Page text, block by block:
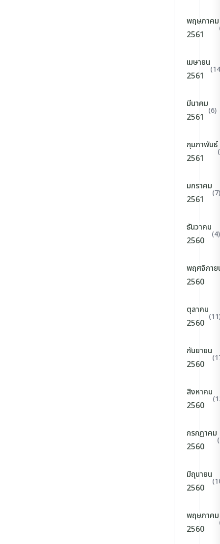
พฤษภาคม
2561
เมษายน
2561
มีนาคม
2561
(6)
กุมภาพันธ์
2561
มกราคม
2561
(7)
ธันวาคม
2560
(4)
พฤศจิกาย
2560
ตุลาคม
2560
กันยายน
2560
สิงหาคม
2560
กรกฎาคม
2560
มิถุนายน
2560
พฤษภาคม
2560